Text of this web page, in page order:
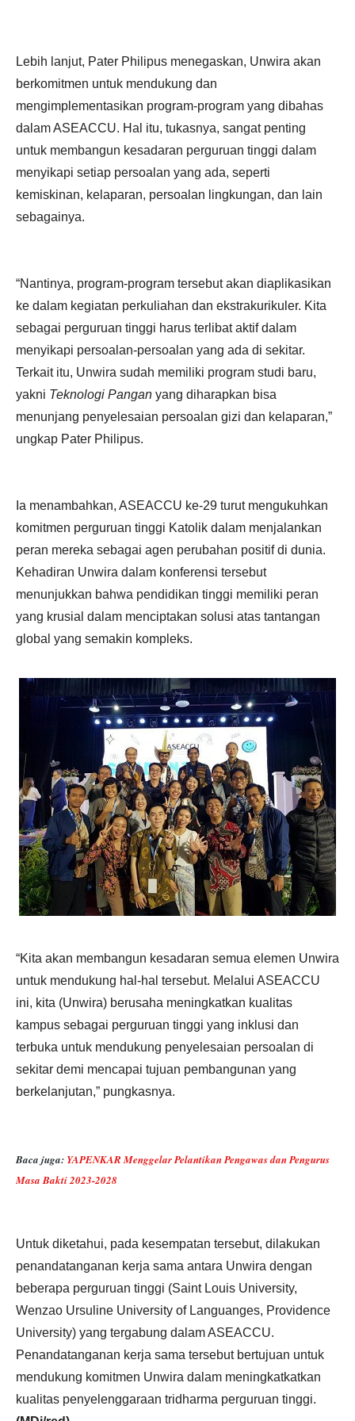
Lebih lanjut, Pater Philipus menegaskan, Unwira akan
berkomitmen untuk mendukung dan
mengimplementasikan program-program yang dibahas
dalam ASEACCU. Hal itu, tukasnya, sangat penting
untuk membangun kesadaran perguruan tinggi dalam
menyikapi setiap persoalan yang ada, seperti
kemiskinan, kelaparan, persoalan lingkungan, dan lain
sebagainya.
“Nantinya, program-program tersebut akan diaplikasikan
ke dalam kegiatan perkuliahan dan ekstrakurikuler. Kita
sebagai perguruan tinggi harus terlibat aktif dalam
menyikapi persoalan-persoalan yang ada di sekitar.
Terkait itu, Unwira sudah memiliki program studi baru,
yakni Teknologi Pangan yang diharapkan bisa
menunjang penyelesaian persoalan gizi dan kelaparan,”
ungkap Pater Philipus.
Ia menambahkan, ASEACCU ke-29 turut mengukuhkan
komitmen perguruan tinggi Katolik dalam menjalankan
peran mereka sebagai agen perubahan positif di dunia.
Kehadiran Unwira dalam konferensi tersebut
menunjukkan bahwa pendidikan tinggi memiliki peran
yang krusial dalam menciptakan solusi atas tantangan
global yang semakin kompleks.
“Kita akan membangun kesadaran semua elemen Unwira
untuk mendukung hal-hal tersebut. Melalui ASEACCU
ini, kita (Unwira) berusaha meningkatkan kualitas
kampus sebagai perguruan tinggi yang inklusi dan
terbuka untuk mendukung penyelesaian persoalan di
sekitar demi mencapai tujuan pembangunan yang
berkelanjutan,” pungkasnya.
Baca juga: YAPENKAR Menggelar Pelantikan Pengawas dan Pengurus
Masa Bakti 2023-2028
Untuk diketahui, pada kesempatan tersebut, dilakukan
penandatanganan kerja sama antara Unwira dengan
beberapa perguruan tinggi (Saint Louis University,
Wenzao Ursuline University of Languanges, Providence
University) yang tergabung dalam ASEACCU.
Penandatanganan kerja sama tersebut bertujuan untuk
mendukung komitmen Unwira dalam meningkatkatkan
kualitas penyelenggaraan tridharma perguruan tinggi.